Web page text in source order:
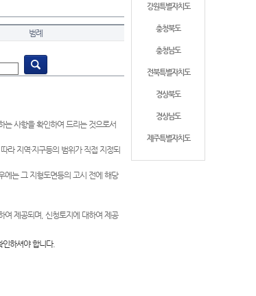
강원특별자치도
충청북도
충청남도
전북특별자치도
경상북도
경상남도
제주특별자치도
범례
는 사항을 확인하여 드리는 것으로서
라 지역·지구등의 범위가 직접 지정되
에는 그 지형도면등의 고시 전에 해당
여 제공되며, 신청토지에 대하여 제공
하셔야 합니다.